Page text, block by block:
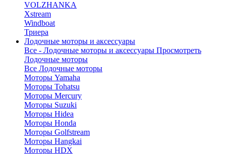
VOLZHANKA
Xstream
Windboat
Триера
Лодочные моторы и аксессуары
Все - Лодочные моторы и аксессуары Просмотреть
Лодочные моторы
Все Лодочные моторы
Моторы Yamaha
Моторы Tohatsu
Моторы Mercury
Моторы Suzuki
Моторы Hidea
Моторы Honda
Моторы Golfstream
Моторы Hangkai
Моторы HDX